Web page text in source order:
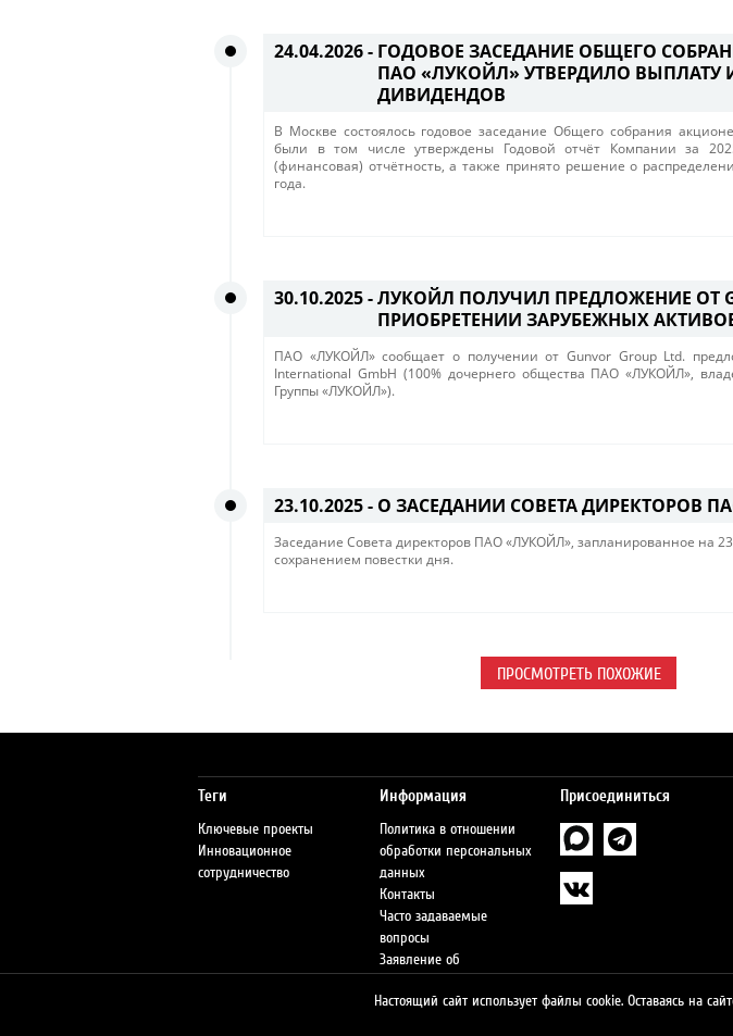
24.04.2026 - ГОДОВОЕ ЗАСЕДАНИЕ ОБЩЕГО
ПАО «ЛУКОЙЛ» УТВЕРДИЛО ВЫПЛАТУ
ДИВИДЕНДОВ
В Москве состоялось годовое заседание Общего собрания
были в том числе утверждены Годовой отчёт Компании за
(финансовая) отчётность, а также принято решение о
года.
30.10.2025 -ЛУКОЙЛ ПОЛУЧИЛ ПРЕДЛОЖЕНИЕ ОТ
ПРИОБРЕТЕНИИ ЗАРУБЕЖНЫХ
ПАО «ЛУКОЙЛ» сообщает о получении от Gunvor Group Ltd.
International GmbH (100% дочернего общества ПАО «ЛУКОЙЛ»,
Группы «ЛУКОЙЛ»).
23.10.2025 - О ЗАСЕДАНИИ СОВЕТА ДИРЕКТОРОВ
Заседание Совета директоров ПАО «ЛУКОЙЛ», ​запланированное на 23
сохранением повестки дня.
ПРОСМОТРЕТЬ ПОХОЖИЕ
Теги
Ключевые проекты
Инновационное
сотрудничество
Информация
Политика в отношении
обработки персональных
данных
Контакты
Часто задаваемые
вопросы
Заявление об
Сеть АЗС
Присоединиться
Настоящий сайт использует файлы cookie. Оставаясь на